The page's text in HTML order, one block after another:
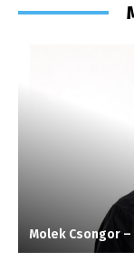
Molek Csongor